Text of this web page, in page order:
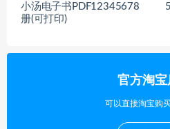
小汤电子书PDF12345678
册(可打印)
官方淘宝
可以直接淘宝购